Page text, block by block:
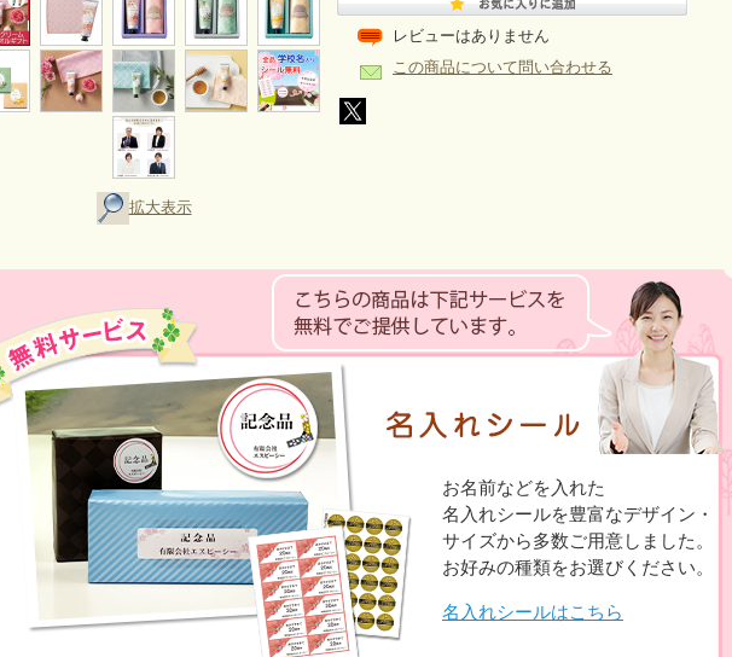
拡大表示
レビューはありません
この商品について問い合わせる
お名前などを入れた
名入れシールを豊富なデザイン・
サイズから多数ご用意しました。
お好みの種類をお選びください。
名入れシールはこちら